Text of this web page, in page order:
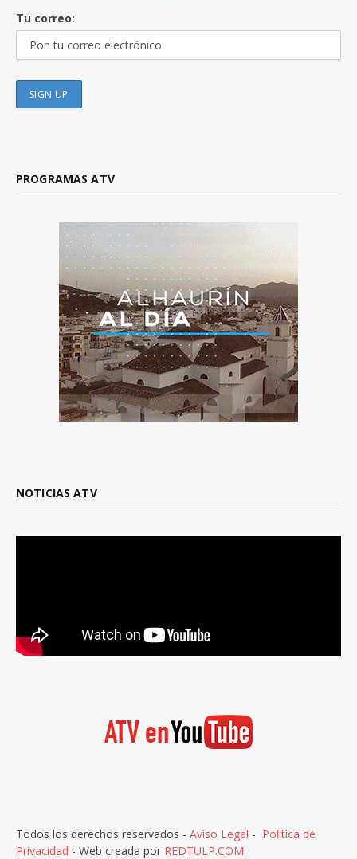
Tu correo:
PROGRAMAS ATV
NOTICIAS ATV
Todos los derechos reservados - Aviso Legal - Política de
Privacidad - Web creada por REDTULP.COM